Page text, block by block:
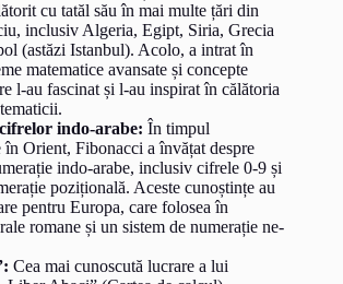
cu tatăl său în mai multe țări din
inclusiv Algeria, Egipt, Siria, Grecia
(astăzi Istanbul). Acolo, a intrat în
matematice avansate și concepte
l-au fascinat și l-au inspirat în călătoria
indo-arabe: În timpul
în Orient, Fibonacci a învățat despre
indo-arabe, inclusiv cifrele 0-9 și
pozițională. Aceste cunoștințe au
pentru Europa, care folosea în
romane și un sistem de numerație ne-
Cea mai cunoscută lucrare a lui